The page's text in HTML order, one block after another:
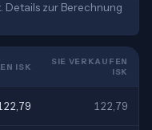
Details zur Berechnung
ISK
SIE VERKAUFEN
ISK
122,79